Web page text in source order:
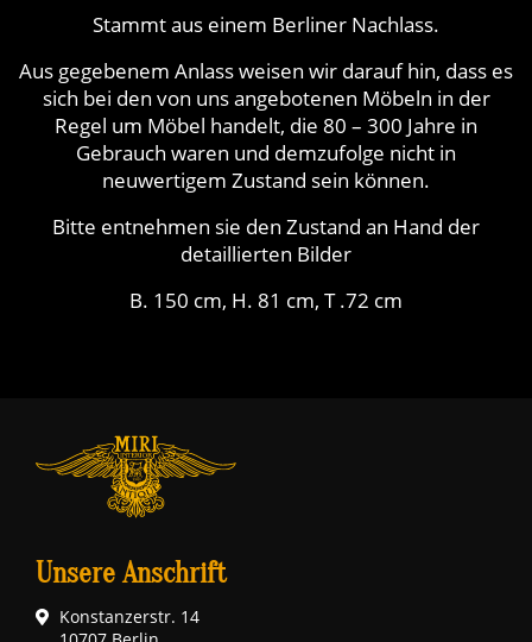
Stammt aus einem Berliner Nachlass.
Aus gegebenem Anlass weisen wir darauf hin, dass es
sich bei den von uns angebotenen Möbeln in der
Regel um Möbel handelt, die 80 – 300 Jahre in
Gebrauch waren und demzufolge nicht in
neuwertigem Zustand sein können.
Bitte entnehmen sie den Zustand an Hand der
detaillierten Bilder
B. 150 cm, H. 81 cm, T .72 cm
Unsere Anschrift
Konstanzerstr. 14